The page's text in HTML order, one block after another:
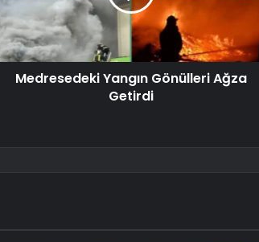
Medresedeki Yangın Gönülleri Ağza
Getirdi